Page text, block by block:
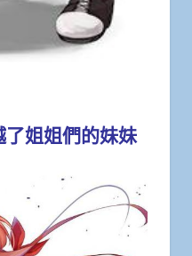
姐姐們的妹妹